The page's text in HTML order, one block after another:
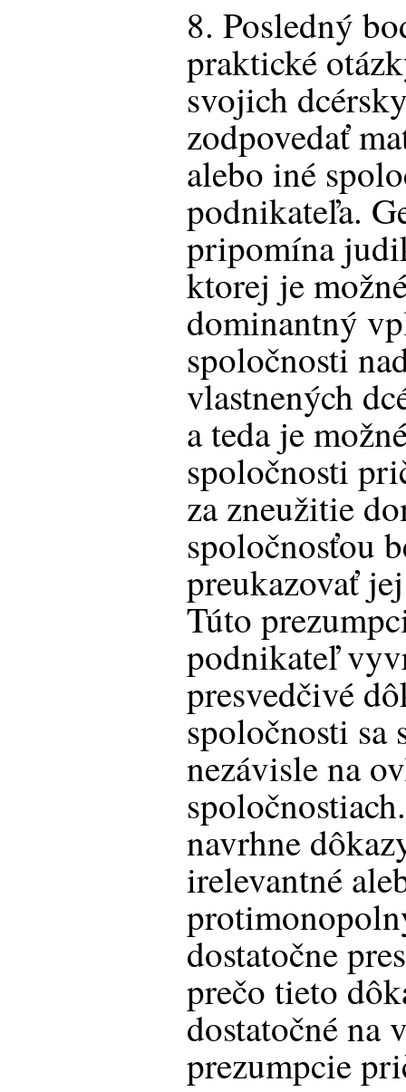
8. Posledný
praktické
svojich
zodpovedať
alebo iné
podnikateľa.
pripomína
ktorej je
dominantný
spoločnosti
vlastnených
a teda je
spoločnosti
za zneužitie
spoločnosťou
preukazovať
Túto
podnikateľ
presvedčivé
spoločnosti sa
nezávisle na
navrhne
irelevantné
dostatočne
prečo tieto
dostatočné na
prezumpcie